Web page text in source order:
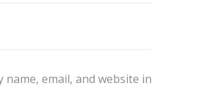
name, email, and website in